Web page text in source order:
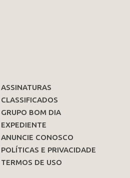
ASSINATURAS
CLASSIFICADOS
GRUPO BOM DIA
EXPEDIENTE
ANUNCIE CONOSCO
POLÍTICAS E PRIVACIDADE
TERMOS DE USO